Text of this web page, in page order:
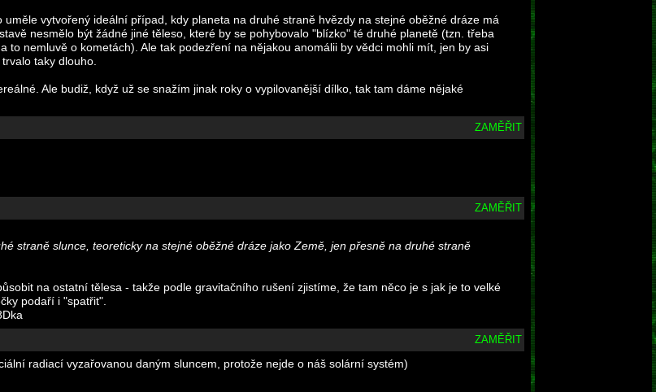
vytvořený ideální případ, kdy planeta na druhé straně hvězdy na stejné oběžné dráze má
nesmělo být žádné jiné těleso, které by se pohybovalo "blízko" té druhé planetě (tzn. třeba
nemluvě o kometách). Ale tak podezření na nějakou anomálii by vědci mohli mít, jen by asi
taky dlouho.
Ale budiž, když už se snažím jinak roky o vypilovanější dílko, tak tam dáme nějaké
ZAMĚŘIT
ZAMĚŘIT
straně slunce, teoreticky na stejné oběžné dráze jako Země, jen přesně na druhé straně
na ostatní tělesa - takže podle gravitačního rušení zjistíme, že tam něco je s jak je to velké
podaří i "spatřit".
ZAMĚŘIT
radiací vyzařovanou daným sluncem, protože nejde o náš solární systém)